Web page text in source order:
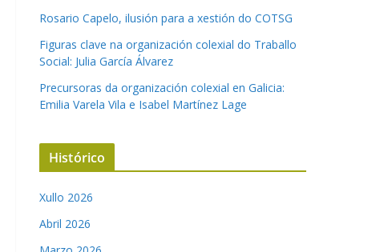
Rosario Capelo, ilusión para a xestión do COTSG
Figuras clave na organización colexial do Traballo
Social: Julia García Álvarez
Precursoras da organización colexial en Galicia:
Emilia Varela Vila e Isabel Martínez Lage
Histórico
Xullo 2026
Abril 2026